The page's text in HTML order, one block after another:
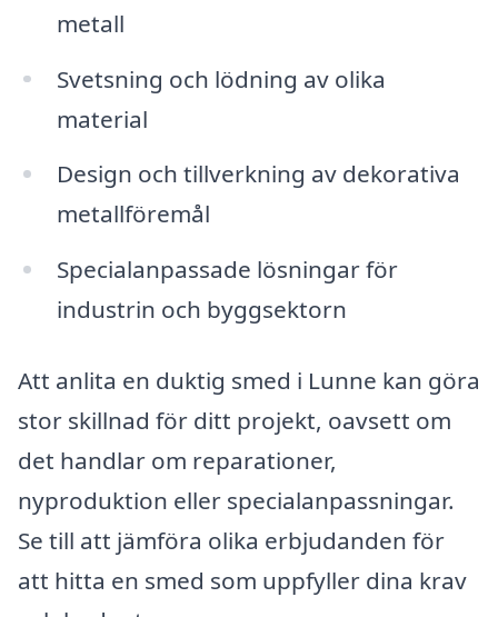
metall
Svetsning och lödning av olika
material
Design och tillverkning av dekorativa
metallföremål
Specialanpassade lösningar för
industrin och byggsektorn
Att anlita en duktig smed i Lunne kan göra
stor skillnad för ditt projekt, oavsett om
det handlar om reparationer,
nyproduktion eller specialanpassningar.
Se till att jämföra olika erbjudanden för
att hitta en smed som uppfyller dina krav